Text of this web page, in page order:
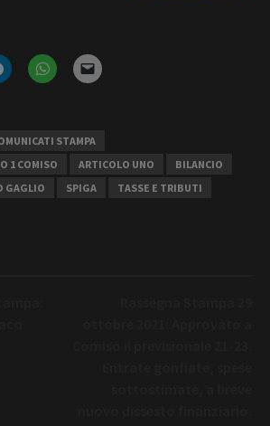
STAMPA
1 COMISO ARTICOLO UNO
BILANCIO
GAGLIO SPIGA TASSE E TRIBUTI